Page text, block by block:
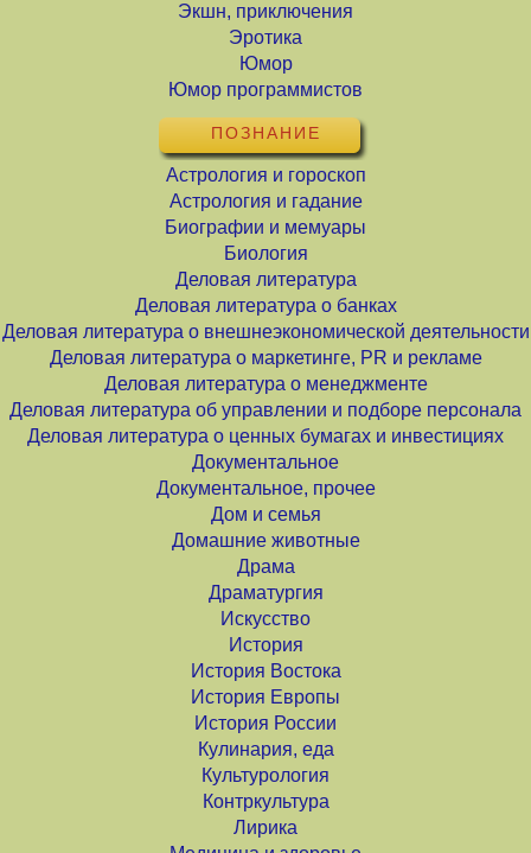
Экшн, приключения
Эротика
Юмор
Юмор программистов
ПОЗНАНИЕ
Астрология и гороскоп
Астрология и гадание
Биографии и мемуары
Биология
Деловая литература
Деловая литература о банках
Деловая литература о внешнеэкономической деятельности
Деловая литература о маркетинге, PR и рекламе
Деловая литература о менеджменте
Деловая литература об управлении и подборе персонала
Деловая литература о ценных бумагах и инвестициях
Документальное
Документальное, прочее
Дом и семья
Домашние животные
Драма
Драматургия
Искусство
История
История Востока
История Европы
История России
Кулинария, еда
Культурология
Контркультура
Лирика